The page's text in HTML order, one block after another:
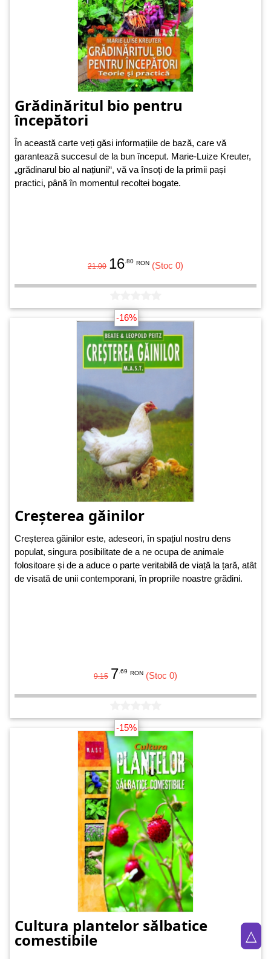
Grădinăritul bio pentru
începători
În această carte veți găsi informațiile de bază, care vă
garantează succesul de la bun început. Marie-Luize Kreuter,
„grădinarul bio al națiunii“, vă va însoți de la primii pași
practici, până în momentul recoltei bogate.
21.00 16 .80 RON (Stoc 0)
-16%
Creșterea găinilor
Creșterea găinilor este, adeseori, în spațiul nostru dens
populat, singura posibilitate de a ne ocupa de animale
folositoare și de a aduce o parte veritabilă de viață la țară, atât
de visată de unii contemporani, în propriile noastre grădini.
9.15 7 .69 RON (Stoc 0)
-15%
Cultura plantelor sălbatice
comestibile △